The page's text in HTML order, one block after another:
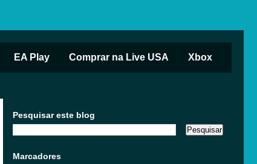
EA Play Comprar na Live USA Xbox
Pesquisar este blog
Marcadores